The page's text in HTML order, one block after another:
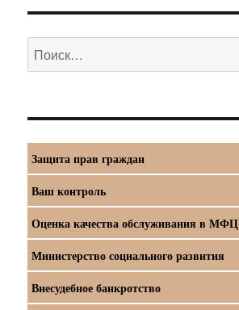
Искать:
Защита прав граждан
Ваш контроль
Оценка качества обслуживания в МФЦ
Министерство социального развития
Внесудебное банкротство